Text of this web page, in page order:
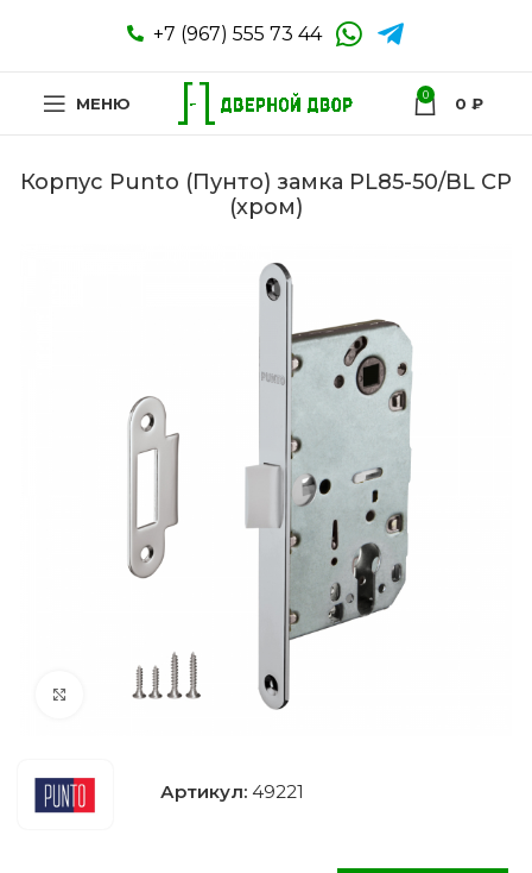
+7 (967) 555 73 44
МЕНЮ 0 0 ₽
Корпус Punto (Пунто) замка PL85-50/BL CP
(хром)
Нажмите, чтобы увеличить
Артикул: 49221